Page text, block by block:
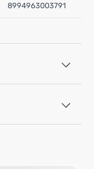
8994963003791